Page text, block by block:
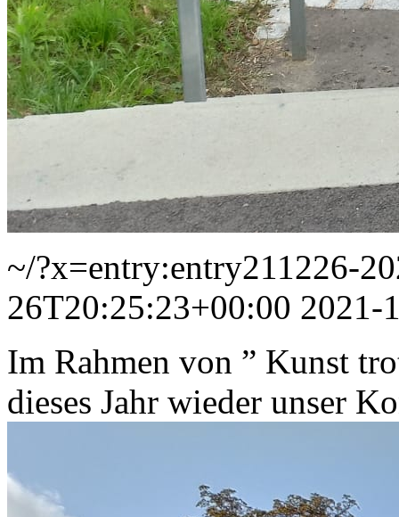
~/?x=entry:entry211226-
26T20:25:23+00:00 2021-
Im Rahmen von ” Kunst
dieses Jahr wieder unser